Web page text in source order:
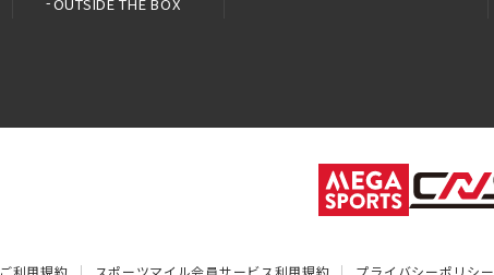
ご利用規約 スポーツマイル会員サービス利用規約 プライバシーポリシー